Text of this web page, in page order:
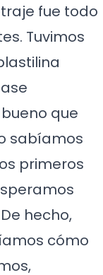
fue todo
Tuvimos
que
sabíamos
primeros
hecho,
cómo